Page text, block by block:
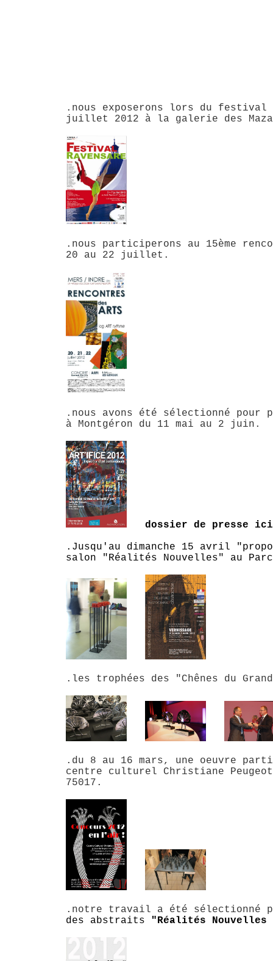
.nous exposerons lors du festival
juillet 2012 à la galerie des
.nous participerons au 15ème
20 au 22 juillet.
.nous avons été sélectionné
à Montgéron du 11 mai au 2 juin.
dossier de presse ici
.Jusqu'au dimanche 15 avril
salon "Réalités Nouvelles" au
.les trophées des "Chênes du
.du 8 au 16 mars, une oeuvre
centre culturel Christiane
75017.
.notre travail a été sélectionné
des abstraits
" Réalités Nouvelles